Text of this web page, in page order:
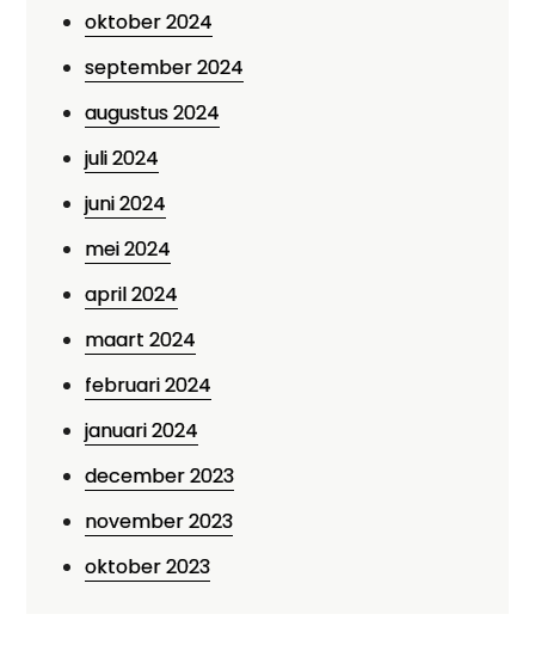
oktober 2024
september 2024
augustus 2024
juli 2024
juni 2024
mei 2024
april 2024
maart 2024
februari 2024
januari 2024
december 2023
november 2023
oktober 2023